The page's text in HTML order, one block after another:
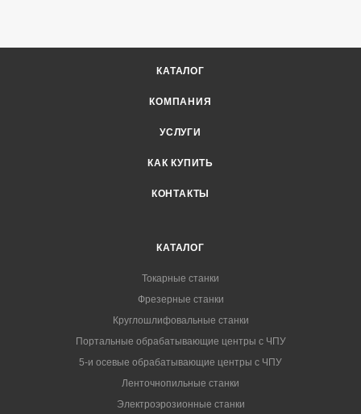
КАТАЛОГ
КОМПАНИЯ
УСЛУГИ
КАК КУПИТЬ
КОНТАКТЫ
КАТАЛОГ
Токарные станки
Фрезерные станки
Круглошлифовальные станки
Портальные обрабатывающие центры с ЧПУ
5-и осевые обрабатывающие центры с ЧПУ
Ленточнопильные станки
Электроэрозионные станки